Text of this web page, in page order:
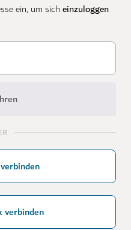
ein, um sich einzuloggen
verbinden